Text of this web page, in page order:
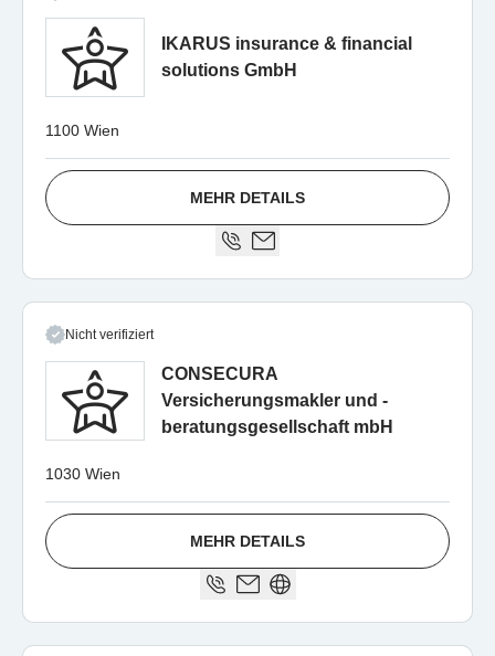
IKARUS insurance & financial
solutions GmbH
1100 Wien
MEHR DETAILS
Nicht verifiziert
CONSECURA
Versicherungsmakler und -
beratungsgesellschaft mbH
1030 Wien
MEHR DETAILS